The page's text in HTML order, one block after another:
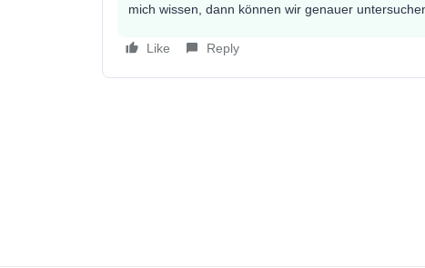
mich wissen, dann können wir genauer
Like Reply